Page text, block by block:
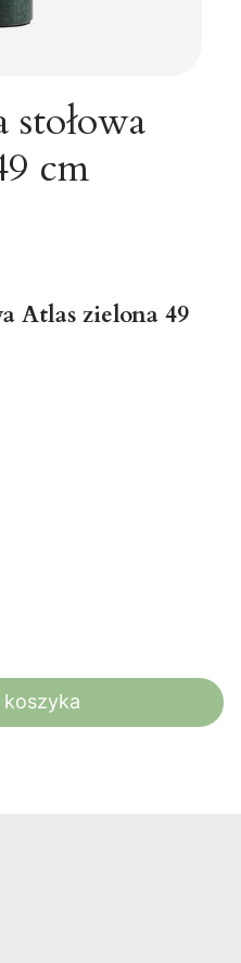
cm
Atlas zielona 49